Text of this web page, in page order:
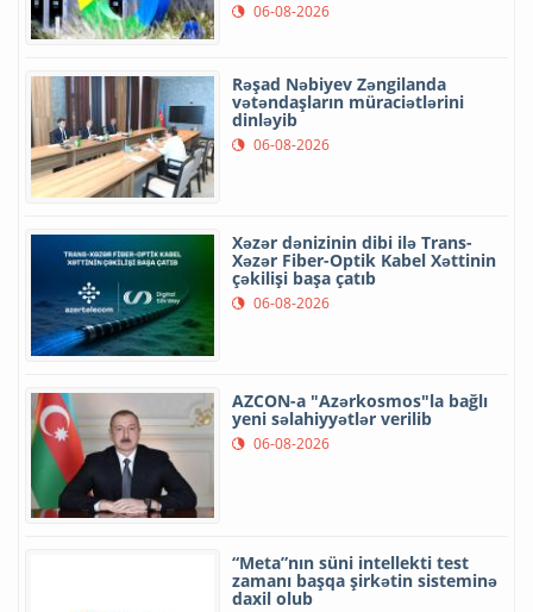
06-08-2026
Rəşad Nəbiyev Zəngilanda
vətəndaşların müraciətlərini
dinləyib
06-08-2026
Xəzər dənizinin dibi ilə Trans-
Xəzər Fiber-Optik Kabel Xəttinin
çəkilişi başa çatıb
06-08-2026
AZCON-a "Azərkosmos"la bağlı
yeni səlahiyyətlər verilib
06-08-2026
“Meta”nın süni intellekti test
zamanı başqa şirkətin sisteminə
daxil olub